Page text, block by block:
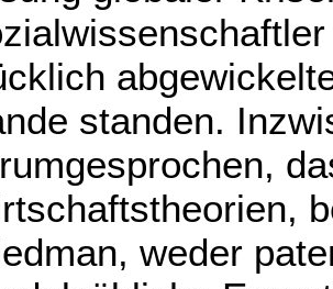
standen.
weder